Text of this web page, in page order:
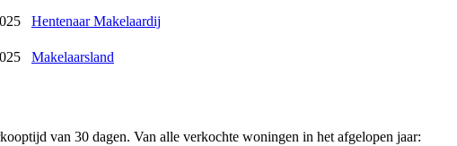
Hentenaar Makelaardij
Makelaarsland
van 30 dagen. Van alle verkochte woningen in het afgelopen jaar: